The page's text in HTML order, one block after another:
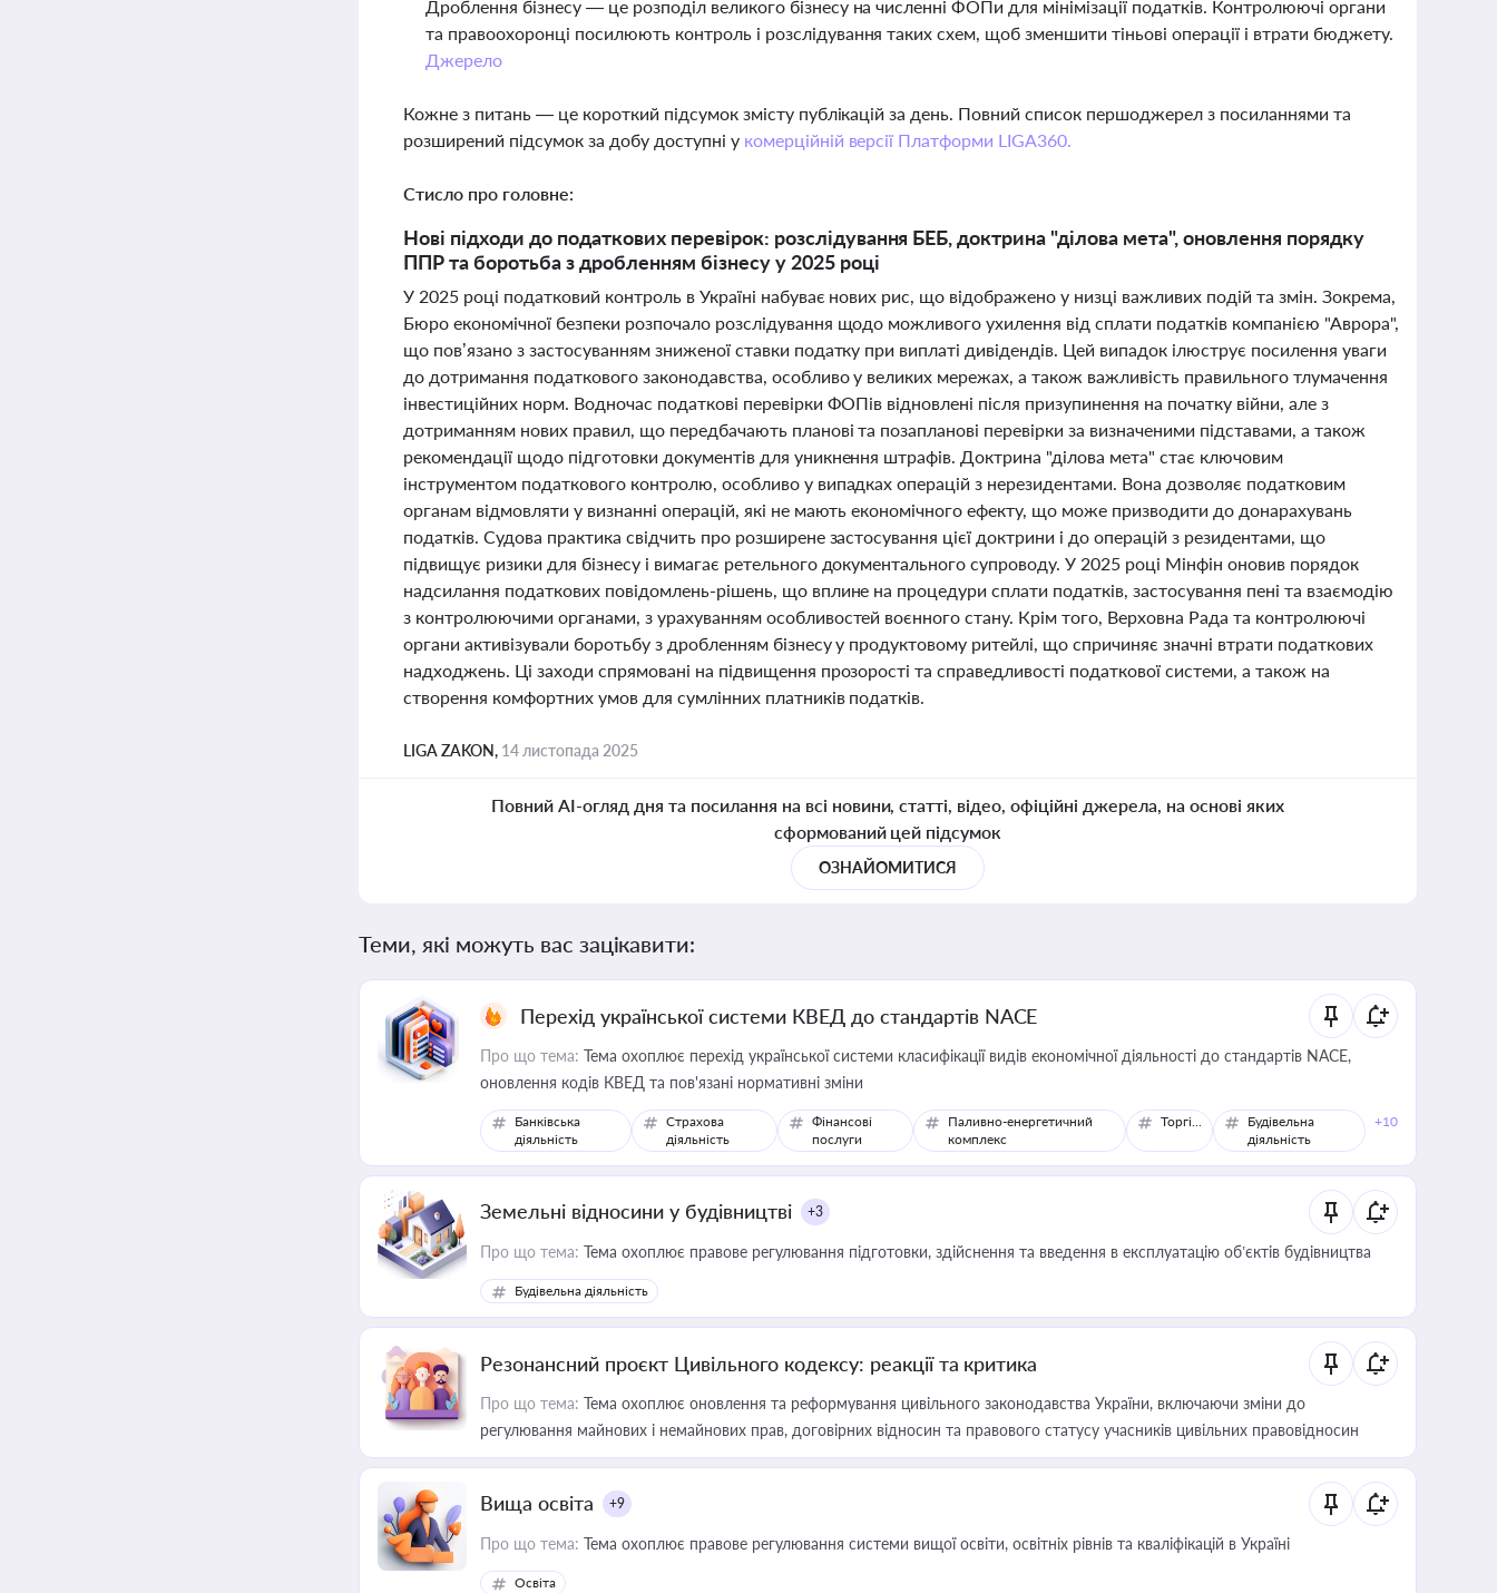
Дроблення бізнесу — це розподіл великого бізнесу на численні ФОПи для мінімізації податків. Контролюючі органи
та правоохоронці посилюють контроль і розслідування таких схем, щоб зменшити тіньові операції і втрати бюджету.
Джерело
Кожне з питань — це короткий підсумок змісту публікацій за день. Повний список першоджерел з посиланнями та
розширений підсумок за добу доступні у комерційній версії Платформи LIGA360.
Стисло про головне:
Нові підходи до податкових перевірок: розслідування БЕБ, доктрина "ділова мета", оновлення порядку
ППР та боротьба з дробленням бізнесу у 2025 році
У 2025 році податковий контроль в Україні набуває нових рис, що відображено у низці важливих подій та змін. Зокрема,
Бюро економічної безпеки розпочало розслідування щодо можливого ухилення від сплати податків компанією "Аврора",
що пов’язано з застосуванням зниженої ставки податку при виплаті дивідендів. Цей випадок ілюструє посилення уваги
до дотримання податкового законодавства, особливо у великих мережах, а також важливість правильного тлумачення
інвестиційних норм. Водночас податкові перевірки ФОПів відновлені після призупинення на початку війни, але з
дотриманням нових правил, що передбачають планові та позапланові перевірки за визначеними підставами, а також
рекомендації щодо підготовки документів для уникнення штрафів. Доктрина "ділова мета" стає ключовим
інструментом податкового контролю, особливо у випадках операцій з нерезидентами. Вона дозволяє податковим
органам відмовляти у визнанні операцій, які не мають економічного ефекту, що може призводити до донарахувань
податків. Судова практика свідчить про розширене застосування цієї доктрини і до операцій з резидентами, що
підвищує ризики для бізнесу і вимагає ретельного документального супроводу. У 2025 році Мінфін оновив порядок
надсилання податкових повідомлень-рішень, що вплине на процедури сплати податків, застосування пені та взаємодію
з контролюючими органами, з урахуванням особливостей воєнного стану. Крім того, Верховна Рада та контролюючі
органи активізували боротьбу з дробленням бізнесу у продуктовому ритейлі, що спричиняє значні втрати податкових
надходжень. Ці заходи спрямовані на підвищення прозорості та справедливості податкової системи, а також на
створення комфортних умов для сумлінних платників податків.
LIGA ZAKON, 14 листопада 2025
Повний AI-огляд дня та посилання на всі новини, статті, відео, офіційні джерела, на основі яких
сформований цей підсумок
ОЗНАЙОМИТИСЯ
Теми, які можуть вас зацікавити:
Перехід української системи КВЕД до стандартів NACE
Про що тема: Тема охоплює перехід української системи класифікації видів економічної діяльності до стандартів NACE,
оновлення кодів КВЕД та пов'язані нормативні зміни
Банківська
діяльність
Страхова
діяльність
Фінансові
послуги
Паливно-енергетичний
комплекс
Торгівля
Будівельна
діяльність
+10
Земельні відносини у будівництві +3
Про що тема: Тема охоплює правове регулювання підготовки, здійснення та введення в експлуатацію об’єктів будівництва
Будівельна діяльність
Резонансний проєкт Цивільного кодексу: реакції та критика
Про що тема: Тема охоплює оновлення та реформування цивільного законодавства України, включаючи зміни до
регулювання майнових і немайнових прав, договірних відносин та правового статусу учасників цивільних правовідносин
Вища освіта +9
Про що тема: Тема охоплює правове регулювання системи вищої освіти, освітніх рівнів та кваліфікацій в Україні
Освіта